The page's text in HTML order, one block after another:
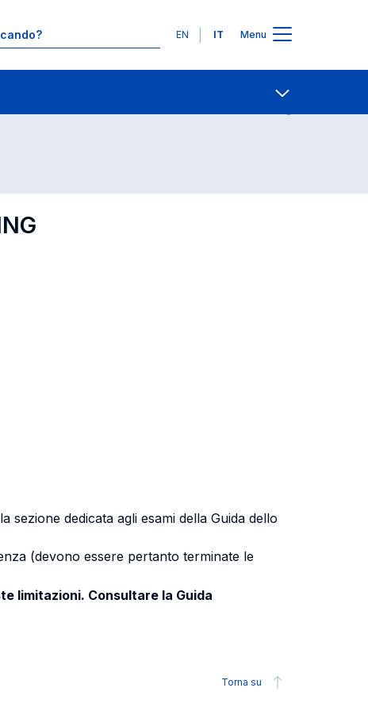
Lingue
EN IT Menu
Contatti
dedicata agli esami della Guida dello
(devono essere pertanto terminate le
limitazioni. Consultare la Guida
Torna su